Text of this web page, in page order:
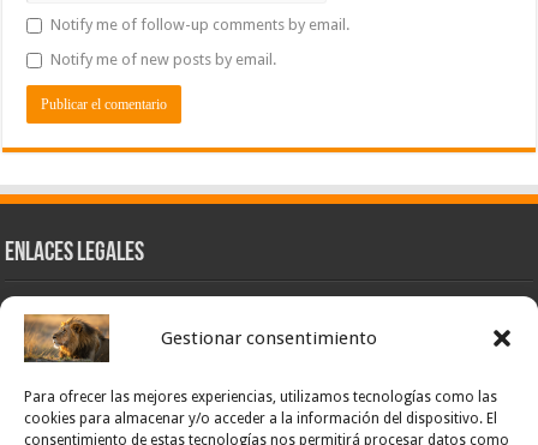
Gestionar consentimiento
Para ofrecer las mejores experiencias, utilizamos tecnologías como las
cookies para almacenar y/o acceder a la información del dispositivo. El
consentimiento de estas tecnologías nos permitirá procesar datos como
Notify me of follow-up comments by email.
Notify me of new posts by email.
Enlaces Legales
Nuestra Esencia
Pulso Global
POLÍTICA DE PRIVACIDAD – NOTICIAS PONCE OFICIAL